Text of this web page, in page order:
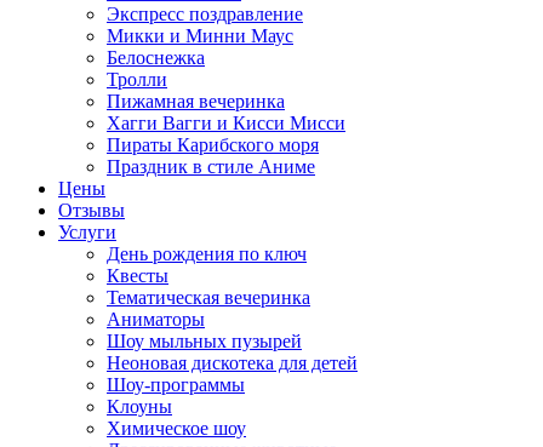
Экспресс поздравление
Микки и Минни Маус
Белоснежка
Тролли
Пижамная вечеринка
Хагги Вагги и Кисси Мисси
Пираты Карибского моря
Праздник в стиле Аниме
Цены
Отзывы
Услуги
День рождения по ключ
Квесты
Тематическая вечеринка
Аниматоры
Шоу мыльных пузырей
Неоновая дискотека для детей
Шоу-программы
Клоуны
Химическое шоу